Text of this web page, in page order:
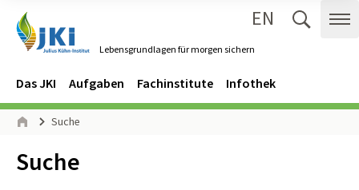
Lebensgrundlagen für morgen sichern
EN
Navigation
Hauptmenü
Das JKI Aufgaben Fachinstitute Infothek
Seitenpfad
Suche
Inhalt:
Suche